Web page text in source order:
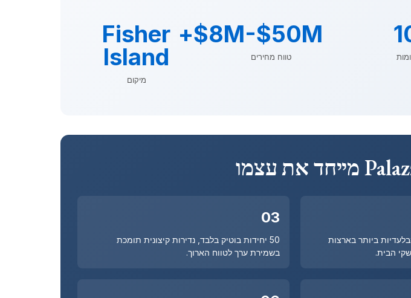
$8M-$50M+
טווח מחירים
Fisher
Island
מיקום
ביותר בארצות
הבית.
03
50 יחידות בוטיק בלבד, נדירות קיצונית תומכת
בשמירת ערך לטווח הארוך.